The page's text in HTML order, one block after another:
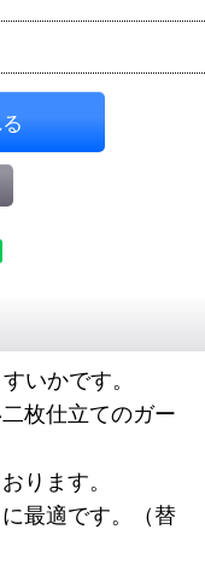
いかです。
枚仕立てのガー
ります。
最適です。（替